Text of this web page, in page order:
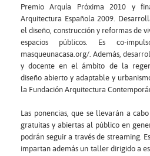
Premio Arquía Próxima 2010 y
Arquitectura Española 2009.
el diseño, construcción y reformas de
espacios públicos. Es co-
masqueunacasa.org/. Además,
y docente en el ámbito de la
diseño abierto y adaptable y
la Fundación Arquitectura
Las ponencias, que se llevarán a
gratuitas y abiertas al público en
podrán seguir a través de streaming.
impartan además un taller dirigido a